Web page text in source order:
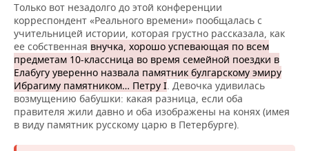
Только вот незадолго до этой конференции
корреспондент «Реального времени» пообщалась с
учительницей истории, которая грустно рассказала, как
ее собственная внучка, хорошо успевающая по всем
предметам 10-классница во время семейной поездки в
Елабугу уверенно назвала памятник булгарскому эмиру
Ибрагиму памятником… Петру I. Девочка удивилась
возмущению бабушки: какая разница, если оба
правителя жили давно и оба изображены на конях (имея
в виду памятник русскому царю в Петербурге).